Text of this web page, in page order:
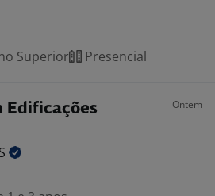
Superior Presencial
Edificações
Ontem